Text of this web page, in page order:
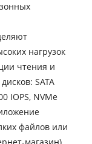
нагрузок
чтения и
SATA
IOPS, NVMe
файлов или